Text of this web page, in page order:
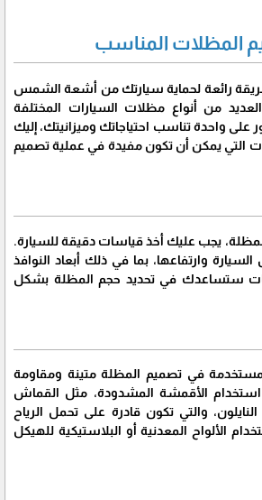
المظلات المناسب
رائعة لحماية سيارتك من أشعة الشمس
من أنواع مظلات السيارات المختلفة
على واحدة تناسب احتياجاتك وميزانيتك، إليك
التي يمكن أن تكون مفيدة في عملية تصميم
يجب عليك أخذ قياسات دقيقة للسيارة.
وارتفاعها، بما في ذلك أبعاد النوافذ
ستساعدك في تحديد حجم المظلة بشكل
في تصميم المظلة متينة ومقاومة
استخدام الأقمشة المشدودة، مثل القماش
والتي تكون قادرة على تحمل الرياح
الألواح المعدنية أو البلاستيكية للهيكل